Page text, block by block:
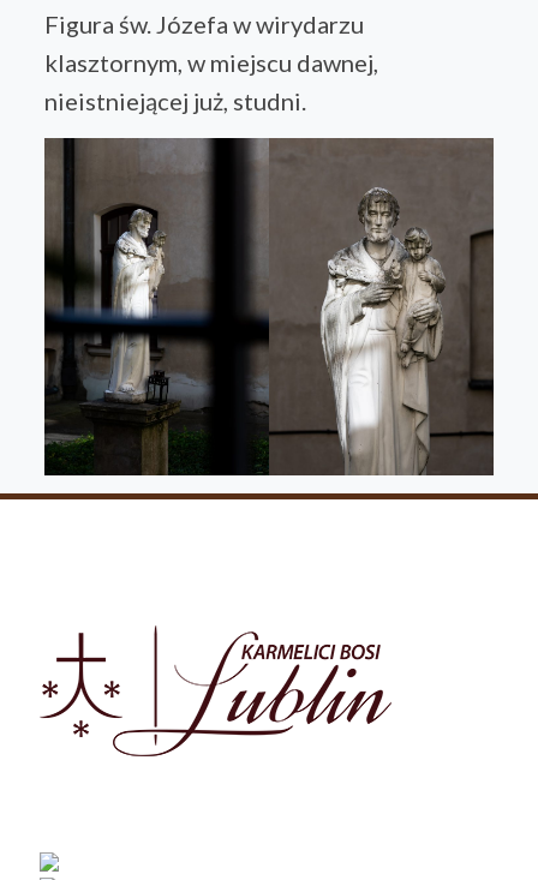
Figura św. Józefa w wirydarzu
klasztornym, w miejscu dawnej,
nieistniejącej już, studni.